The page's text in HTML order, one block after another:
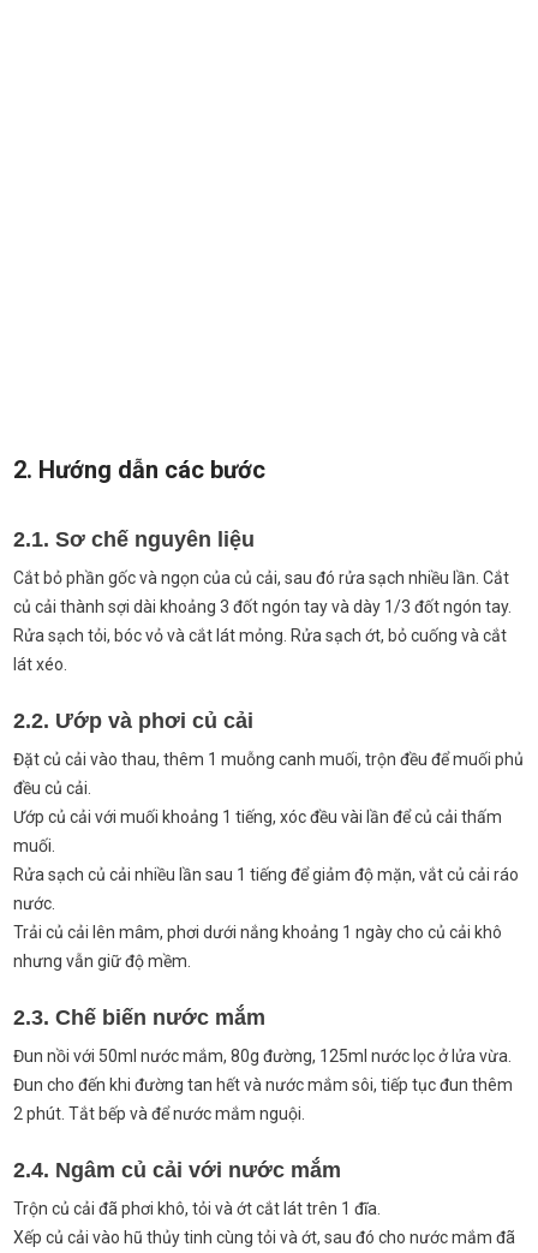
2. Hướng dẫn các bước
2.1. Sơ chế nguyên liệu
Cắt bỏ phần gốc và ngọn của củ cải, sau đó rửa sạch nhiều lần. Cắt
củ cải thành sợi dài khoảng 3 đốt ngón tay và dày 1/3 đốt ngón tay.
Rửa sạch tỏi, bóc vỏ và cắt lát mỏng. Rửa sạch ớt, bỏ cuống và cắt
lát xéo.
2.2. Ướp và phơi củ cải
Đặt củ cải vào thau, thêm 1 muỗng canh muối, trộn đều để muối phủ
đều củ cải.
Ướp củ cải với muối khoảng 1 tiếng, xóc đều vài lần để củ cải thấm
muối.
Rửa sạch củ cải nhiều lần sau 1 tiếng để giảm độ mặn, vắt củ cải ráo
nước.
Trải củ cải lên mâm, phơi dưới nắng khoảng 1 ngày cho củ cải khô
nhưng vẫn giữ độ mềm.
2.3. Chế biến nước mắm
Đun nồi với 50ml nước mắm, 80g đường, 125ml nước lọc ở lửa vừa.
Đun cho đến khi đường tan hết và nước mắm sôi, tiếp tục đun thêm
2 phút. Tắt bếp và để nước mắm nguội.
2.4. Ngâm củ cải với nước mắm
Trộn củ cải đã phơi khô, tỏi và ớt cắt lát trên 1 đĩa.
Xếp củ cải vào hũ thủy tinh cùng tỏi và ớt, sau đó cho nước mắm đã